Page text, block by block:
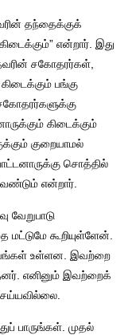
தந்தைக்குக்
என்றார். இது
சகோதரர்கள்,
பங்கு
கிடைக்கும்
குறையாமல்
சொத்தில்
என்றார்.
வேறுபாடு
மட்டுமே கூறியுள்ளேன்.
உள்ளன. இவற்றை
எனினும் இவற்றைக்
பாருங்கள். முதல்